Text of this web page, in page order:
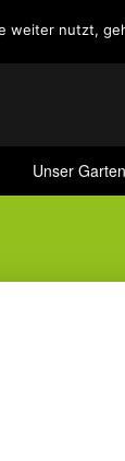
Unser Garten
weiter nutzt,